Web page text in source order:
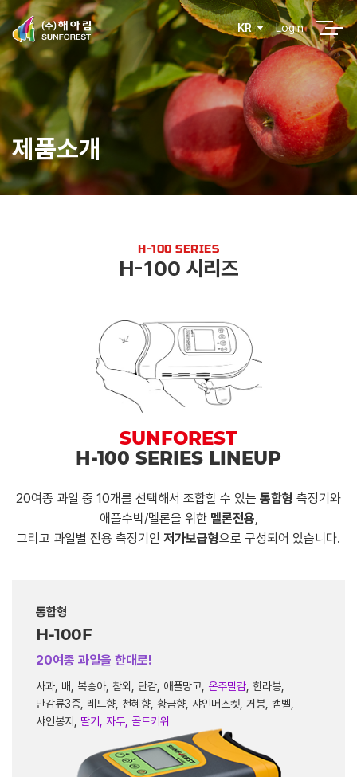
KR Login
제품소개
H-100 SERIES
H-100 시리즈
SUNFOREST
H-100 SERIES LINEUP
20여종 과일 중 10개를 선택해서 조합할 수 있는 통합형 측정기와
애플수박/멜론을 위한 멜론전용,
그리고 과일별 전용 측정기인 저가보급형으로 구성되어 있습니다.
통합형
H-100F
20여종 과일을 한대로!
사과, 배, 복숭아, 참외, 단감, 애플망고, 온주밀감, 한라봉,
만감류3종, 레드향, 천혜향, 황금향, 샤인머스켓, 거봉, 캠벨,
샤인봉지, 딸기, 자두, 골드키위